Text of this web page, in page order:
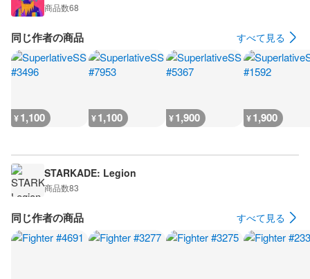
商品数68
同じ作者の商品 すべて見る
¥1,100 ¥1,100 ¥1,900 ¥1,900
STARKADE: Legion
商品数83
同じ作者の商品 すべて見る